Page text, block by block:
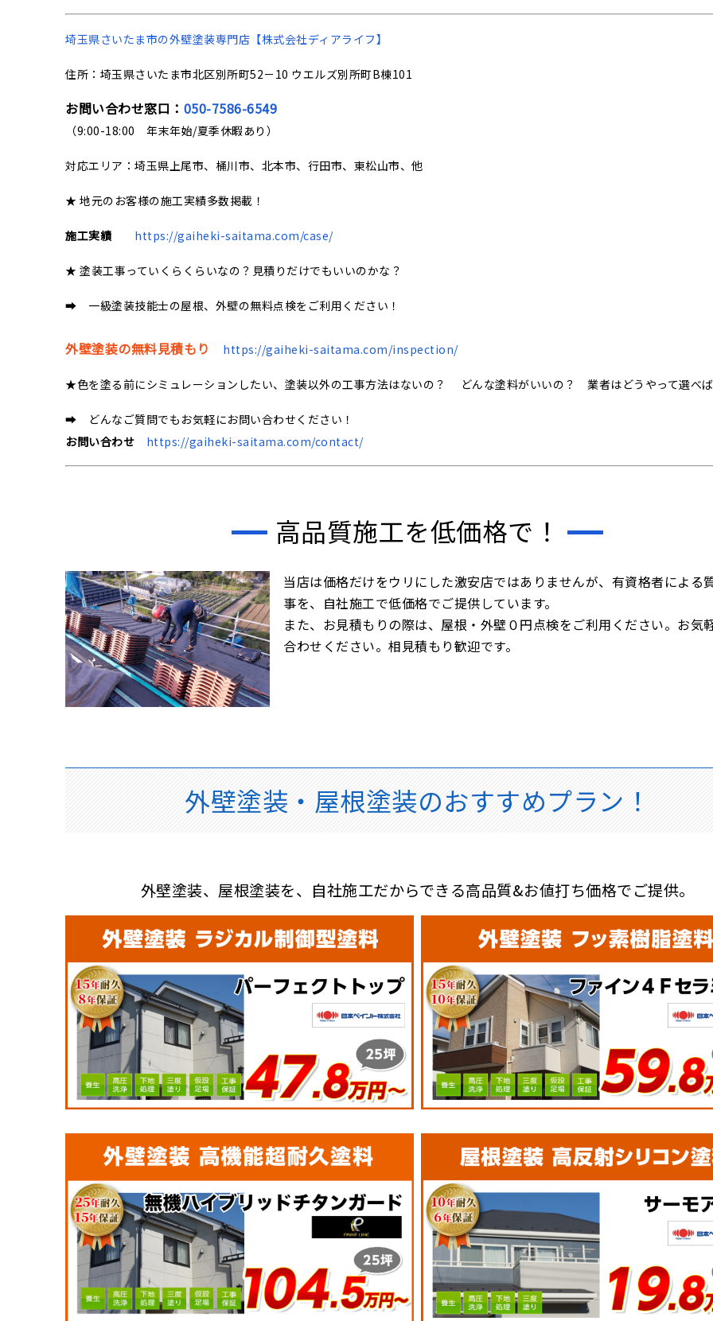
埼玉県さいたま市の外壁塗装専門店【株式会社ディアライフ】
住所：埼玉県さいたま市北区別所町52－10 ウエルズ別所町B棟101
お問い合わせ窓口： 050-7586-6549
（9:00-18:00 年末年始/夏季休暇あり）
対応エリア：埼玉県上尾市、桶川市、北本市、行田市、東松山市、他
★ 地元のお客様の施工実績多数掲載！
施工実績 https://gaiheki-saitama.com/case/
★ 塗装工事っていくらくらいなの？見積りだけでもいいのかな？
➡ 一級塗装技能士の屋根、外壁の無料点検をご利用ください！
外壁塗装の無料見積もり https://gaiheki-saitama.com/inspection/
★色を塗る前にシミュレーションしたい、塗装以外の工事方法はないの？ どんな塗料がいいの？ 業者はどうやって選べ
➡ どんなご質問でもお気軽にお問い合わせください！
お問い合わせ
https://gaiheki-saitama.com/contact/
高品質施工を低価格で！
当店は価格だけをウリにした激安店ではありませんが、有資格者による
事を、自社施工で低価格でご提供しています。
また、お見積もりの際は、屋根・外壁０円点検をご利用ください。お気
合わせください。相見積もり歓迎です。
外壁塗装・屋根塗装のおすすめプラン！
外壁塗装、屋根塗装を、自社施工だからできる高品質&お値打ち価格でご提供。